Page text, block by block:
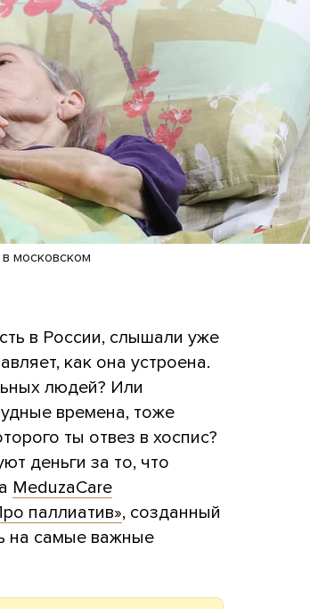
московском
в России, слышали уже
как она устроена.
людей? Или
времена, тоже
ты отвез в хоспис?
деньги за то, что
MeduzaCare
паллиатив», созданный
на самые важные